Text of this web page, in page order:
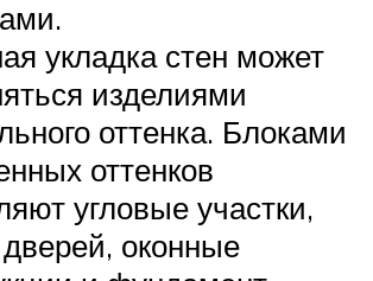
укладка стен может
изделиями
оттенка. Блоками
оттенков
угловые участки,
оконные